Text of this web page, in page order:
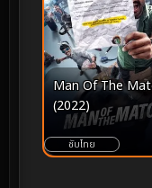
Man Of The
(2022)
ซับไทย